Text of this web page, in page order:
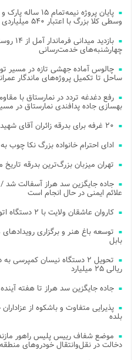
وسطی کلا بزرگ با اعتبار ۵۴۰ میلیاردی
بازدید
چهارشنبه‌های خدمت‌رسانی
ساحل تا تکمیل پروژه‌های ماندگار
رفع دغدغه تردد در نمارستاق با
بهسازی جاده پدافندی نمارستاق در
۲۰ غرفه برای بدرقه زائران آقای شهید ایران در مسیر طریق الرضا برپا شد
ادای احترام خانواده بزرگ نکا چوب
تهران میزبان بزرگ‌ترین بدرقه تاریخ
جاده جایگزین سد هراز آسفالت شد
علائم ایمنی در حال انجام است
کاروان عاشقان ولایت با ۲ دستگاه اتوبوس از بلده راهی تهران شد
بابل
تحویل ۲ دستگاه نیسان
ریالی ۲۵ میلیارد
جاده جایگزین سد هراز تا هفته
بلده
موضع شفاف رییس پلیس راهور
دخالت در نقل‌وانتقال خودروهای